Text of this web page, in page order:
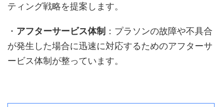
ティング戦略を提案します。
・ アフターサービス体制 ：プラソンの故障や不具合
が発生した場合に迅速に対応するためのアフターサ
ービス体制が整っています。